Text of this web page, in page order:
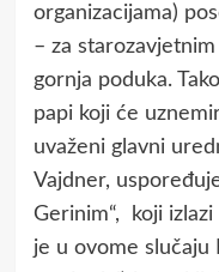
organizacijama)
– za
gornja poduka.
papi koji će
uvaženi glavni
Vajdner,
Gerinim“, koji
je u ovome slučaju